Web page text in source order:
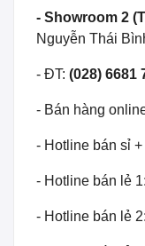
- Showroom 2
Nguyễn Thái
- ĐT: (028) 6681
- Bán hàng
- Hotline bán sỉ
- Hotline bán lẻ 1:
- Hotline bán lẻ 2: